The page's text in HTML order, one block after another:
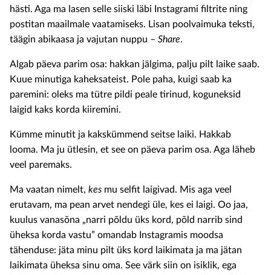
hästi. Aga ma lasen selle siiski läbi Instagrami filtrite ning
postitan maailmale vaatamiseks. Lisan poolvaimuka teksti,
täägin abikaasa ja vajutan nuppu – Share.
Algab päeva parim osa: hakkan jälgima, palju pilt laike saab.
Kuue minutiga kaheksateist. Pole paha, kuigi saab ka
paremini: oleks ma tütre pildi peale tirinud, koguneksid
laigid kaks korda kiiremini.
Kümme minutit ja kakskümmend seitse laiki. Hakkab
looma. Ma ju ütlesin, et see on päeva parim osa. Aga läheb
veel paremaks.
Ma vaatan nimelt, kes mu selfit laigivad. Mis aga veel
erutavam, ma pean arvet nendegi üle, kes ei laigi. Oo jaa,
kuulus vanasõna „narri põldu üks kord, põld narrib sind
üheksa korda vastu” omandab Instagramis moodsa
tähenduse: jäta minu pilt üks kord laikimata ja ma jätan
laikimata üheksa sinu oma. See värk siin on isiklik, ega